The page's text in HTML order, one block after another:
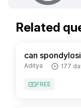
Related
can
Aditya 177
FREE